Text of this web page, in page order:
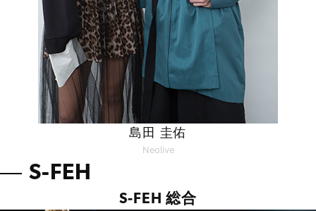
島田 圭佑
Neolive
S-FEH
S-FEH 総合